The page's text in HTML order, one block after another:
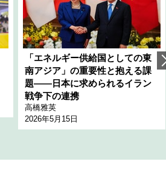
「エネルギー供給国としての東
南アジア」の重要性と抱える課
題――日本に求められるイラン
戦争下の連携
高橋雅英
2026年5月15日